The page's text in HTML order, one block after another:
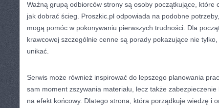
Ważną grupą odbiorców strony są osoby początkujące, które
jak dobrać ścieg. Proszkic.pl odpowiada na podobne
mogą pomóc w pokonywaniu pierwszych trudności. Dla
krawcowej szczególnie cenne są porady pokazujące nie
unikać.
Serwis może również inspirować do lepszego planowania
sam moment zszywania materiału, lecz także zabezpieczenie
na efekt końcowy. Dlatego strona, która porządkuje wiedzę i